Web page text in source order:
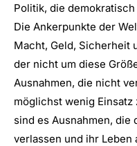
Politik, die
Die Ankerpunkte der
Macht, Geld, Sicherheit
der nicht um diese
Ausnahmen, die nicht
möglichst wenig
sind es Ausnahmen,
verlassen und ihr